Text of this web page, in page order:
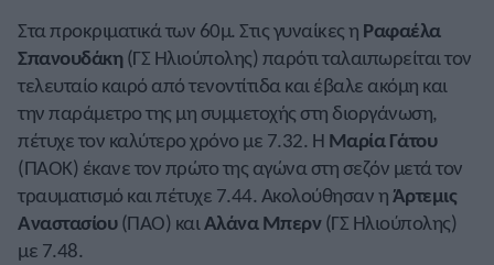
Στα προκριματικά των 60μ. Στις γυναίκες η Ραφαέλα
Σπανουδάκη(ΓΣ Ηλιούπολης) παρότι ταλαιπωρείται τον
τελευταίο καιρό από τενοντίτιδα και έβαλε ακόμη και
την παράμετρο της μη συμμετοχής στη διοργάνωση,
πέτυχε τον καλύτερο χρόνο με 7.32. Η Μαρία Γάτου
(ΠΑΟΚ) έκανε τον πρώτο της αγώνα στη σεζόν μετά τον
τραυματισμό και πέτυχε 7.44. Ακολούθησαν ηΆρτεμις
Αναστασίου(ΠΑΟ) καιΑλάνα Μπερν(ΓΣ Ηλιούπολης)
με 7.48.